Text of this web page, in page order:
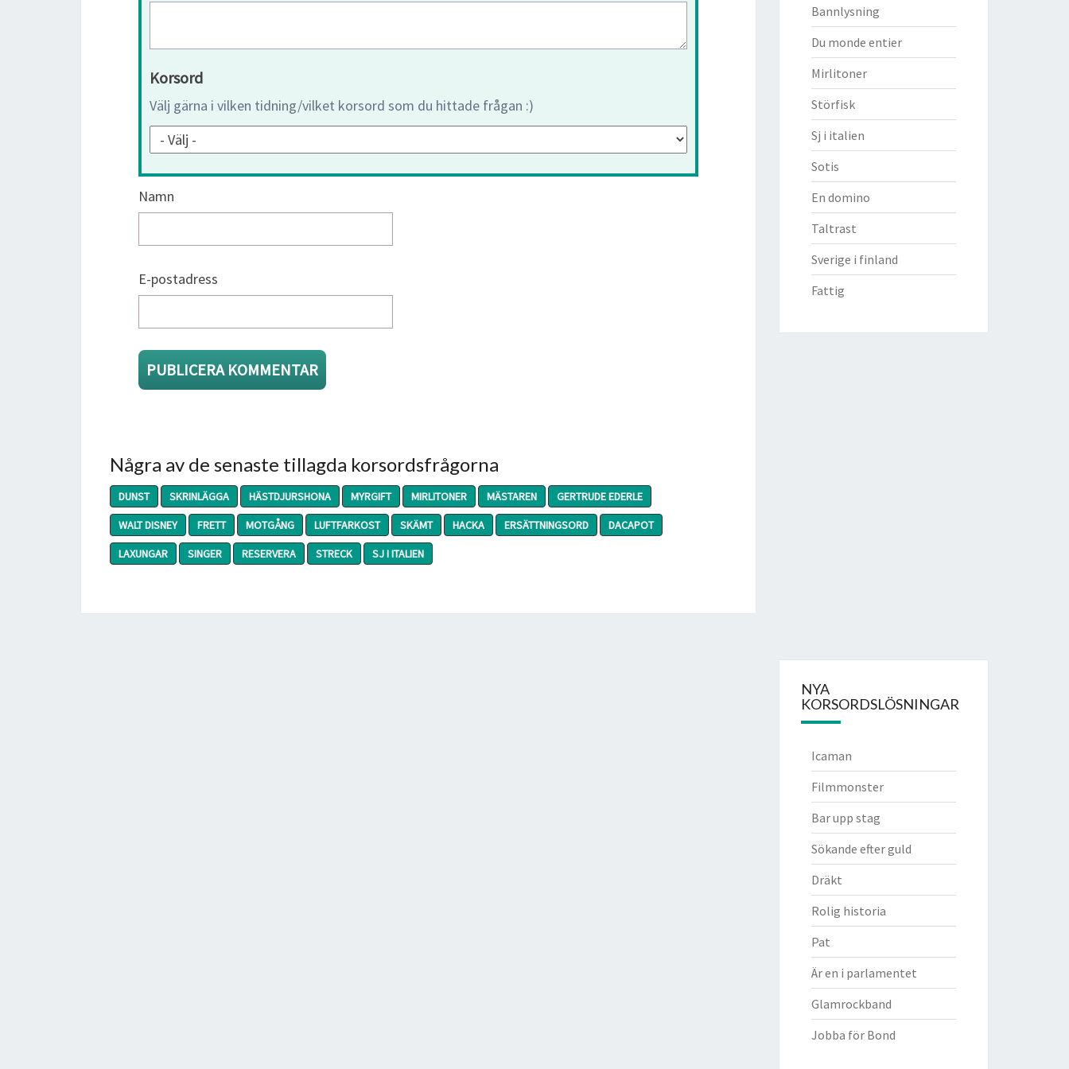
Korsord
Välj gärna i vilken tidning/vilket korsord som du hittade frågan :)
Namn
E-postadress
Några av de senaste tillagda korsordsfrågorna
DUNST SKRINLÄGGA HÄSTDJURSHONA MYRGIFT MIRLITONER MÄSTAREN
GERTRUDE EDERLE
WALT DISNEY
FRETT MOTGÅNG LUFTFARKOST SKÄMT HACKA ERSÄTTNINGSORD
DACAPOT
LAXUNGAR
SINGER RESERVERA STRECK SJ I ITALIEN
Bannlysning
Du monde entier
Mirlitoner
Störfisk
Sj i italien
Sotis
En domino
Taltrast
Sverige i finland
Fattig
NYA
KORSORDSLÖSNINGAR
Icaman
Filmmonster
Bar upp stag
Sökande efter guld
Dräkt
Rolig historia
Pat
Är en i parlamentet
Glamrockband
Jobba för Bond